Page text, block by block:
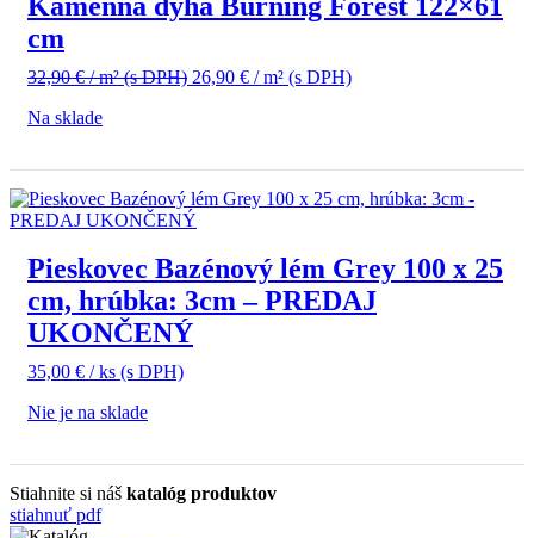
cm
32,90€/ m²(s DPH) Pôvodná
(s
DPH).
26,90 € / m² (s DPH)Aktuálna
(s
Na sklade
Pieskovec Bazénový lém Grey 100 x 25
cm, hrúbka: 3cm – PREDAJ
UKONČENÝ
35,00 € / ks (s DPH)
Nie je na sklade
Stiahnite si náš katalóg produktov
stiahnuť pdf